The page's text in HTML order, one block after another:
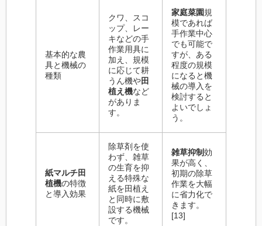
基本的な農
具と機械の
種類
クワ、スコ
ップ、レー
キなどの手
作業用具に
加え、規模
に応じて耕
うん機や田
植え機など
がありま
す。
家庭菜園規
模であれば
手作業中心
でも可能で
すが、ある
程度の規模
になると機
械の導入を
検討すると
よいでしょ
う。
紙マルチ田
植機の特徴
と導入効果
除草剤を使
わず、雑草
の生育を抑
える特殊な
紙を田植え
と同時に敷
設する機械
です。
雑草抑制効
果が高く、
初期の除草
作業を大幅
に省力化で
きます。
[13]